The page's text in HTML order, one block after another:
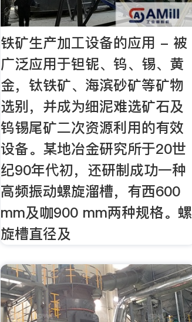
铁矿生产加工设备的应用 - 被
广泛应用于钽铌、钨、锡、黄
金，钛铁矿、海滨砂矿等矿物
选别，并成为细泥难选矿石及
钨锡尾矿二次资源利用的有效
设备。某地冶金研究所于20世
纪90年代初，还研制成功一种
高频振动螺旋溜槽，有西600
mm及咖900 mm两种规格。螺
旋槽直径及